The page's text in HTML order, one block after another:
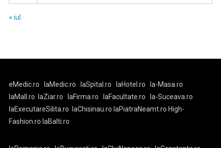
« iul.
eMedic.ro laMedic.ro laSpital.ro laHotel.ro
la-Masa.ro
laMall.ro
laZiar.ro laFirma.ro laFacultate.ro
la-Suceava.ro
laExecutareSilita.ro
laChisinau.ro laPiatraNeamt.ro High-
Fashion.ro laBalti.ro